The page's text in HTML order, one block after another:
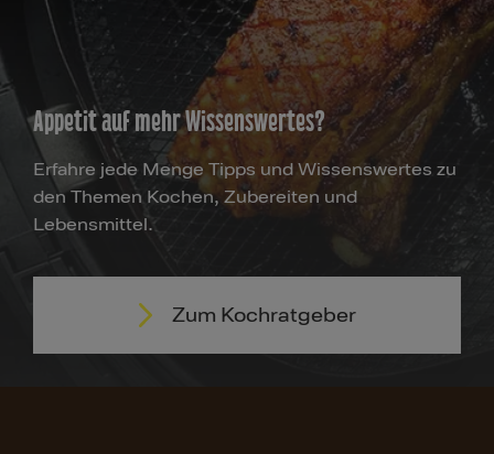
Appetit auf mehr Wissenswertes?
Erfahre jede Menge Tipps und Wissenswertes zu
den Themen Kochen, Zubereiten und
Lebensmittel.
Zum Kochratgeber